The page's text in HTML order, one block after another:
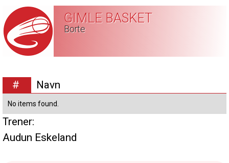
GIMLE BASKET
Borte
# Navn
No items found.
Trener:
Audun Eskeland